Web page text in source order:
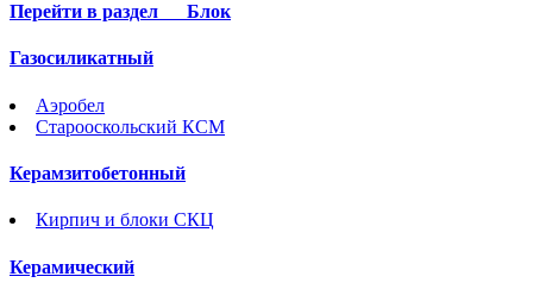
Перейти в раздел Блок
Газосиликатный
Аэробел
Старооскольский КСМ
Керамзитобетонный
Кирпич и блоки СКЦ
Керамический